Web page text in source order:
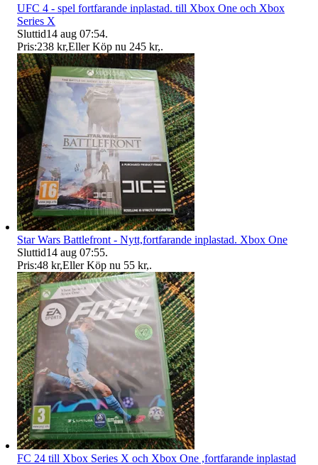
UFC 4 - spel fortfarande inplastad. till Xbox One och Xbox
Series X
Sluttid14 aug 07:54.
Pris:238 kr,Eller Köp nu 245 kr,.
Star Wars Battlefront - Nytt,fortfarande inplastad. Xbox One
Sluttid14 aug 07:55.
Pris:48 kr,Eller Köp nu 55 kr,.
FC 24 till Xbox Series X och Xbox One ,fortfarande inplastad